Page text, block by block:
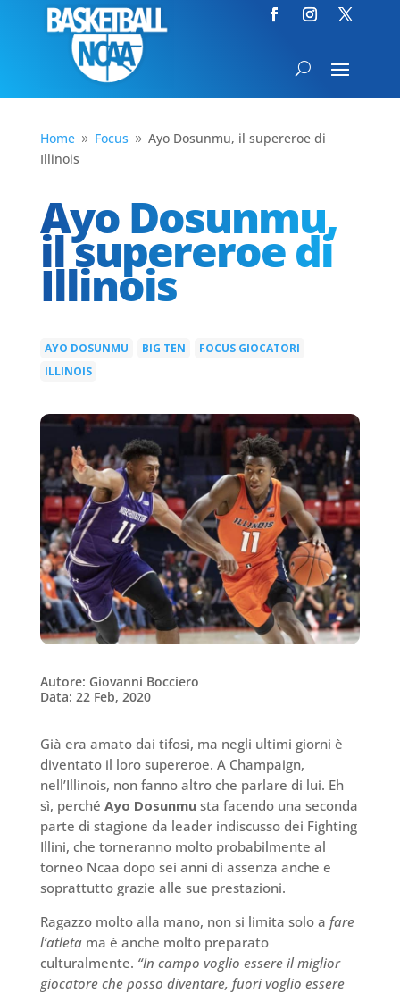
Home 9 Focus 9 Ayo Dosunmu, il supereroe di
Illinois
Ayo Dosunmu,
il supereroe di
Illinois
AYO DOSUNMU BIG TEN FOCUS GIOCATORI
ILLINOIS
Autore: Giovanni Bocciero
Data: 22 Feb, 2020
Già era amato dai tifosi, ma negli ultimi giorni è
diventato il loro supereroe. A Champaign,
nell’Illinois, non fanno altro che parlare di lui. Eh
sì, perché Ayo Dosunmusta facendo una seconda
parte di stagione da leader indiscusso dei Fighting
Illini, che torneranno molto probabilmente al
torneo Ncaa dopo sei anni di assenza anche e
soprattutto grazie alle sue prestazioni.
Ragazzo molto alla mano, non si limita solo a fare
l’atletama è anche molto preparato
culturalmente. “In campo voglio essere il miglior
giocatore che posso diventare, fuori voglio essere